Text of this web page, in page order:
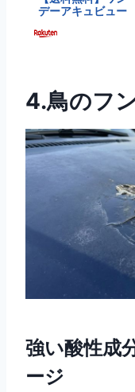
4.鳥のフ
強い酸性成
ージ